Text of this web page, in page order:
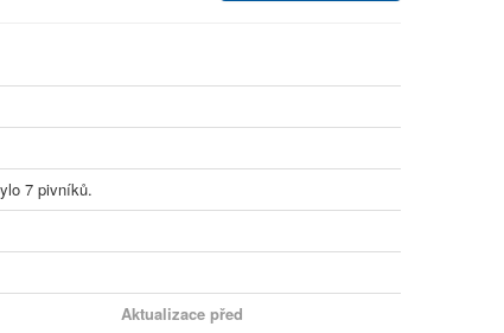
7 pivníků.
Aktualizace před